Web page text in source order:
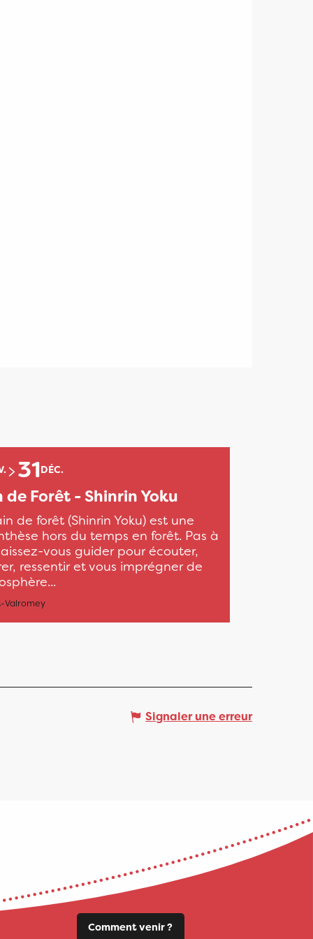
31DÉC.
de Forêt - Shinrin Yoku
de forêt (Shinrin Yoku) est une
hors du temps en forêt. Pas à
vous guider pour écouter,
ressentir et vous imprégner de
Valromey
Signaler une erreur
Comment venir ?